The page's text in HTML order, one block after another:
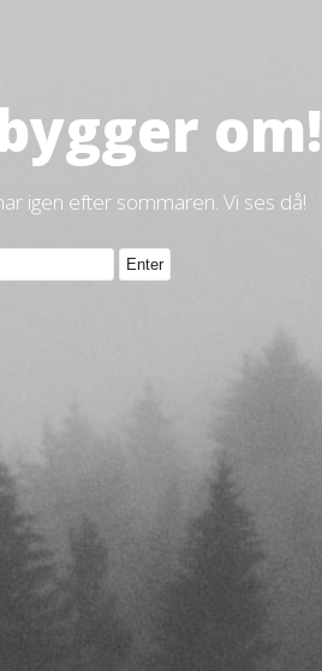
om!
igen efter sommaren. Vi ses då!